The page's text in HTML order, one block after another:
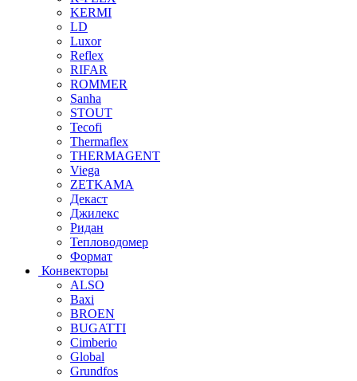
KERMI
LD
Luxor
Reflex
RIFAR
ROMMER
Sanha
STOUT
Tecofi
Thermaflex
THERMAGENT
Viega
ZETKAMA
Декаст
Джилекс
Ридан
Тепловодомер
Формат
Конвекторы
ALSO
Baxi
BROEN
BUGATTI
Cimberio
Global
Grundfos